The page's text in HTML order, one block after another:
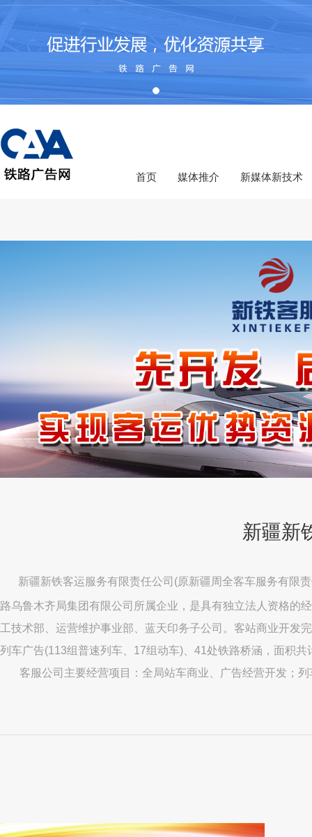
首页 媒体推介 新媒体新技术
新疆新
新疆新铁客运服务有限责任公司(原新疆周全客车服务有限
路乌鲁木齐局集团有限公司所属企业，是具有独立法人资格的
工技术部、运营维护事业部、蓝天印务子公司。客站商业开发
列车广告(113组普速列车、17组动车)、41处铁路桥涵，面积共
客服公司主要经营项目：全局站车商业、广告经营开发；列